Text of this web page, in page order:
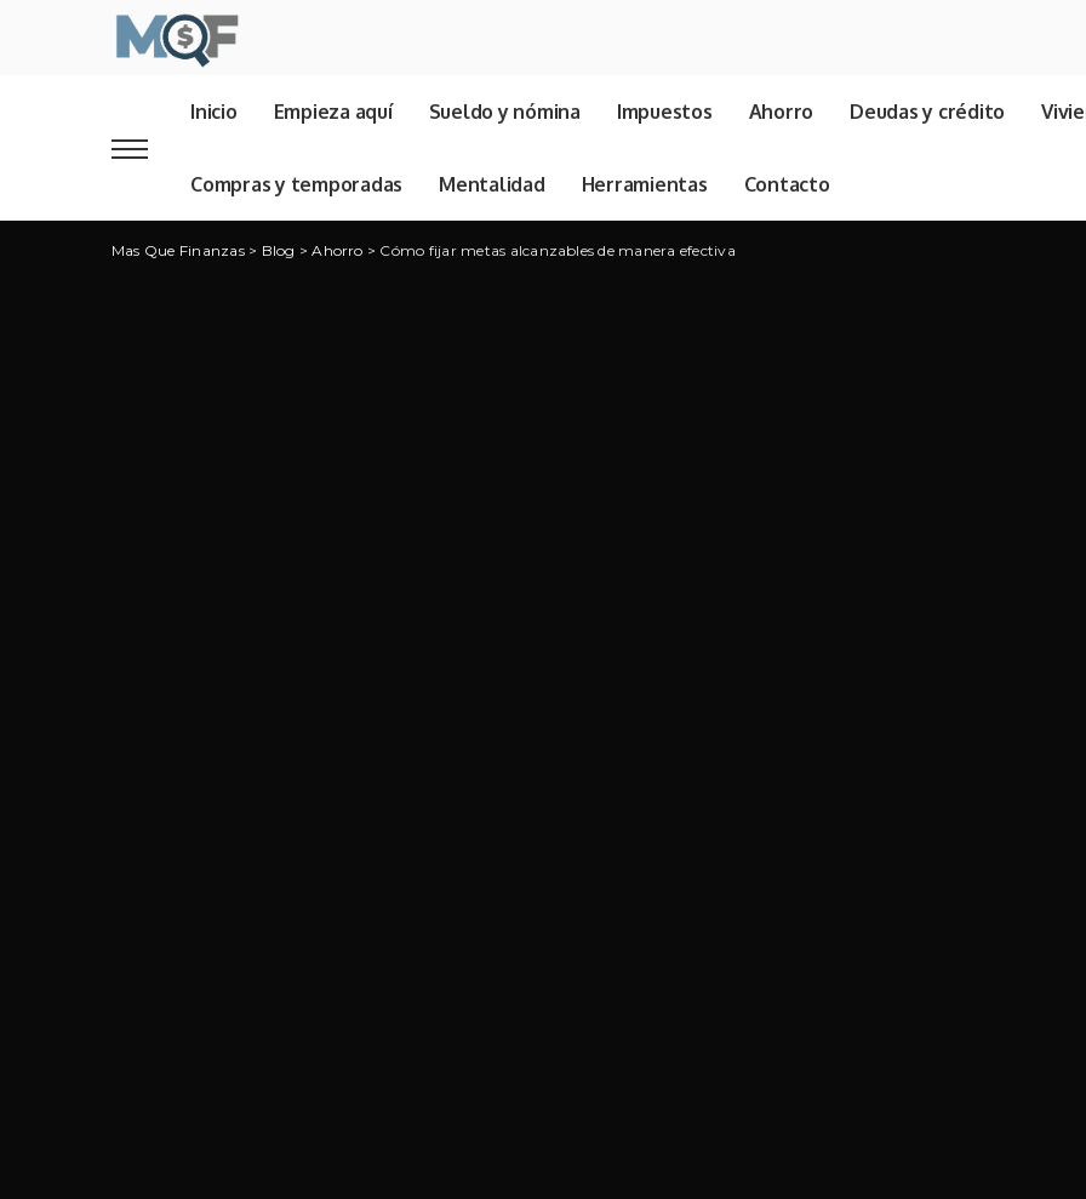
Inicio Empieza aquí Sueldo y nómina Impuestos Ahorro Deudas y crédito
Compras y temporadas Mentalidad Herramientas Contacto
Mas Que Finanzas> Blog >Ahorro > Cómo fijar metas alcanzables de manera efectiva